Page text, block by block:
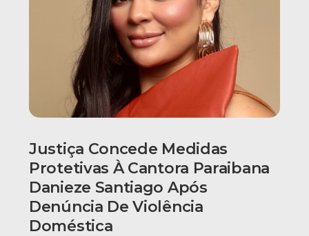
Justiça Concede Medidas
Protetivas À Cantora Paraibana
Danieze Santiago Após
Denúncia De Violência
Doméstica